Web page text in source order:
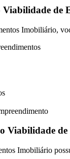
de
Imobiliário,
Viabilidade
Imobiliário